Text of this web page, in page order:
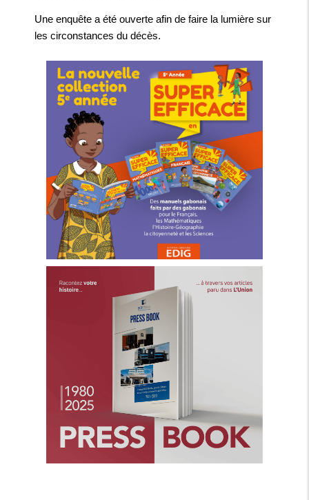
Une enquête a été ouverte afin de faire la lumière sur
les circonstances du décès.